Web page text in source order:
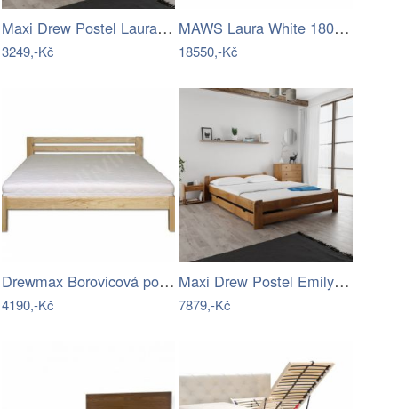
Maxi Drew Postel Laura 140 x 200 cm,…
3249,-Kč
MAWS Laura White 180x200
18550,-Kč
Drewmax Borovicová postel LK105 120 x…
4190,-Kč
Maxi Drew Postel Emily 140 x 200 cm,…
7879,-Kč